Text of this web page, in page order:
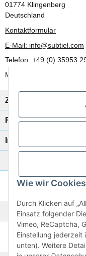
Wie wir
Durch Klicken auf
Einsatz folgender
Vimeo, ReCaptcha,
Einstellung
unten). Weitere
01774 Klingenberg
Deutschland
Kontaktformular
E-Mail: info@subtiel.com
Telefon: +49 (0) 35953
Mo-Fr: 8:00 Uhr - 17:00
Zahlung/Versand
Rechtliches
Informationen